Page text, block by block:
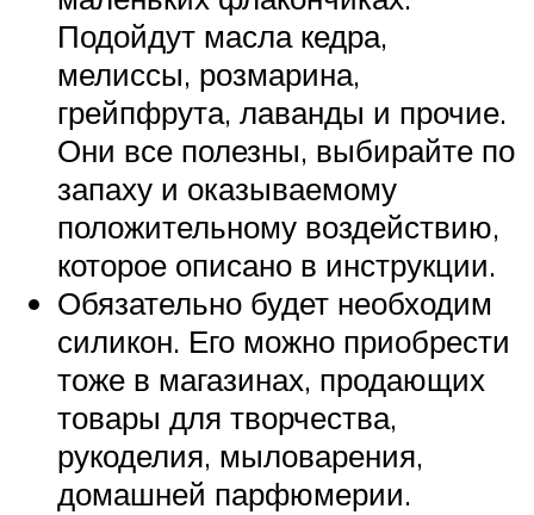
Подойдут масла кедра,
мелиссы, розмарина,
грейпфрута, лаванды и прочие.
Они все полезны, выбирайте по
запаху и оказываемому
положительному воздействию,
которое описано в инструкции.
Обязательно будет необходим
силикон. Его можно приобрести
тоже в магазинах, продающих
товары для творчества,
рукоделия, мыловарения,
домашней парфюмерии.